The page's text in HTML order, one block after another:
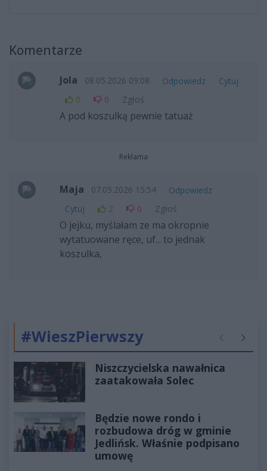
Komentarze
Jola 08.05.2026 09:08 Odpowiedz
Cytuj
0
0 Zgłoś
A pod koszulką pewnie tatuaż
Reklama
Maja 07.05.2026 15:54
Odpowiedz
Cytuj
2 0 Zgłoś
O jejku, myślałam ze ma okropnie
wytatuowane ręce, uf... to jednak
koszulka,
#WieszPierwszy Poprzednie
Niszczycielska nawałnica
zaatakowała Solec
Będzie nowe rondo i
rozbudowa dróg w gminie
Jedlińsk. Właśnie podpisano
umowę